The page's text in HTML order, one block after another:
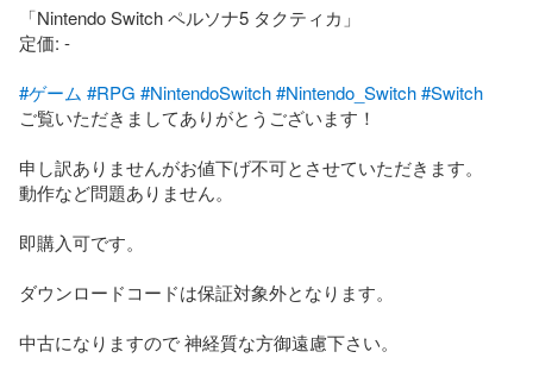
「Nintendo Switch ペルソナ5 タクティカ」
定価: -
#ゲーム #RPG #NintendoSwitch#Nintendo_Switch#Switch
ご覧いただきましてありがとうございます！
申し訳ありませんがお値下げ不可とさせていただきます。
動作など問題ありません。
即購入可です。
ダウンロードコードは保証対象外となります。
中古になりますので 神経質な方御遠慮下さい。